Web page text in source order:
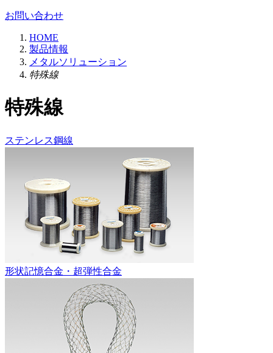
お問い合わせ
HOME
製品情報
メタルソリューション
特殊線
特殊線
ステンレス鋼線
形状記憶合金・超弾性合金